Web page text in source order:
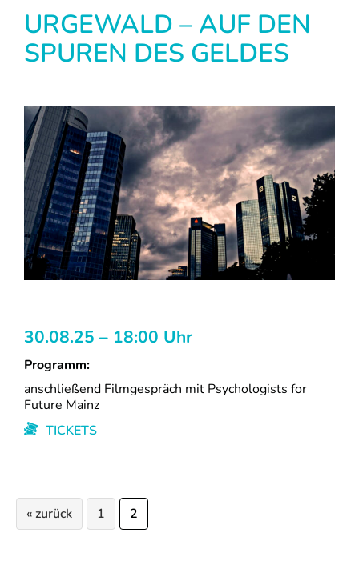
URGEWALD – AUF DEN
SPUREN DES GELDES
30.08.25 – 18:00 Uhr
Programm:
anschließend Filmgespräch mit Psychologists for
Future Mainz
TICKETS
« zurück Seite
1 Seite
2